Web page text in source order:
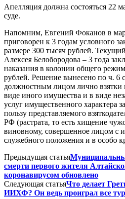
Апелляция должна состояться 22
суде.
Напомним, Евгений Фоканов в
приговорен к 3 годам условного
размере 300 тысяч рублей.
Алексея Белобородова – 3 года
наказания в колонии общего
рублей. Решение вынесено по ч. 6
должностным лицом лично взятки
виде иного имущества и в виде
услуг имущественного характера
пользу представляемого
РФ (растрата, то есть хищение
виновному, совершенное лицом с
служебного положения и в особо
Предыдущая статья
смерти первого жителя
коронавирусом обновлено
Следующая статьяЧто делает
ИИХФ? Он ведь проиграл все